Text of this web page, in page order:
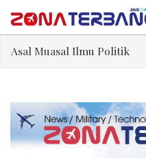
Asal Muasal Ilmu Politik
Dua Pesawat Nyaris